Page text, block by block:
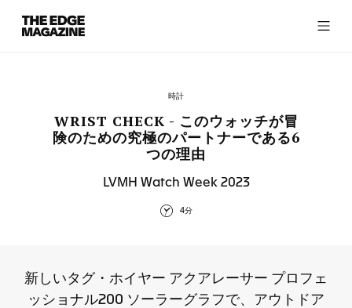
RECENT ARTICLES
The
Edge
Magazine
時計
WRIST CHECK - このウォッチが冒
険のための究極のパートナーである6
つの理由
LVMH Watch Week 2023
4分
新しいタグ・ホイヤー アクアレーサー プロフェ
ッショナル200 ソーラーグラフで、アウトドア